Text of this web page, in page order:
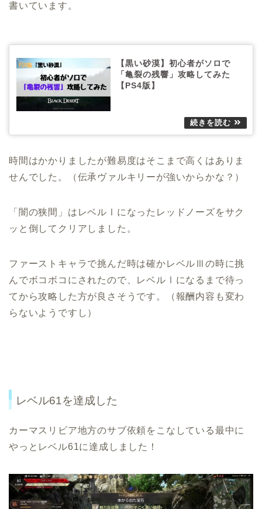
書いています。
【黒い砂漠】初心者がソロで
「亀裂の残響」攻略してみた
【PS4版】
時間はかかりましたが難易度はそこまで高くはありま
せんでした。（伝承ヴァルキリーが強いからかな？）
「闇の狭間」はレベルⅠになったレッドノーズをサク
ッと倒してクリアしました。
ファーストキャラで挑んだ時は確かレベルⅢの時に挑
んでボコボコにされたので、レベルⅠになるまで待っ
てから攻略した方が良さそうです。（報酬内容も変わ
らないようですし）
レベル61を達成した
カーマスリビア地方のサブ依頼をこなしている最中に
やっとレベル61に達成しました！